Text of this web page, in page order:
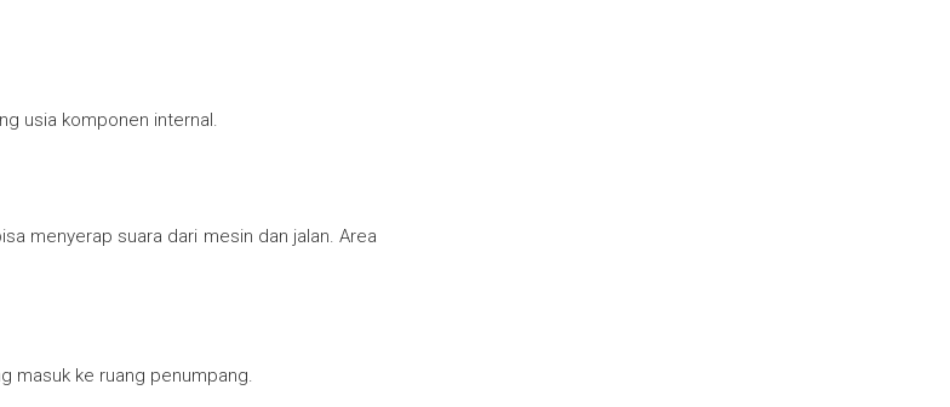
usia komponen internal.
menyerap suara dari mesin dan jalan. Area
masuk ke ruang penumpang.